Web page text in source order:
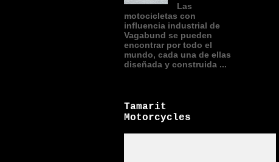
Las
motocicletas con
influencia industrial de
Vagabund se pueden
encontrar por todo el
mundo, cada una de ellas
diseñada y construida ...
Tamarit
Motorcycles